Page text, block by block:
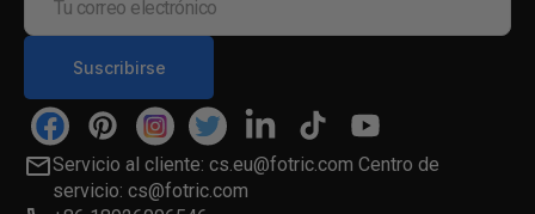
correo
electrónico
Suscribirse
FacebookPinterestInstagramTwitter LinkedInTikTokYouTube
Servicio al cliente: cs.eu@fotric.com Centro de
servicio: cs@fotric.com